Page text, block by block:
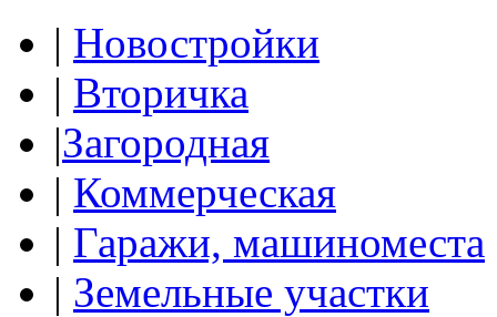
| Новостройки
| Вторичка
|Загородная
| Коммерческая
| Гаражи, машиноместа
| Земельные участки